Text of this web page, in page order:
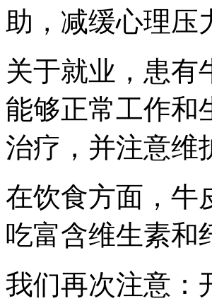
助，减缓心理压
关于就业，患有
能够正常工作和
治疗，并注意维
在饮食方面，牛
吃富含维生素和
我们再次注意：